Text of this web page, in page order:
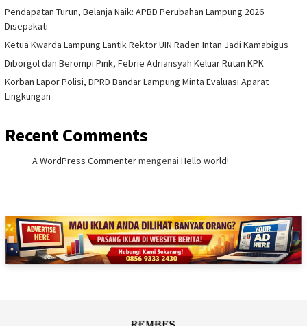
Pendapatan Turun, Belanja Naik: APBD Perubahan Lampung 2026
Disepakati
Ketua Kwarda Lampung Lantik Rektor UIN Raden Intan Jadi Kamabigus
Diborgol dan Berompi Pink, Febrie Adriansyah Keluar Rutan KPK
Korban Lapor Polisi, DPRD Bandar Lampung Minta Evaluasi Aparat
Lingkungan
Recent Comments
A WordPress Commentermengenai Hello world!